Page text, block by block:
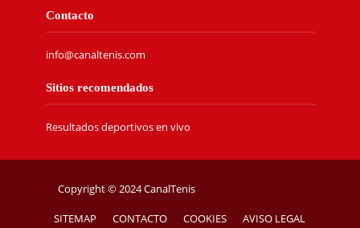
Contacto
info@canaltenis.com
Sitios recomendados
Resultados deportivos en vivo
Copyright © 2024 CanalTenis
SITEMAP CONTACTO COOKIES AVISO LEGAL